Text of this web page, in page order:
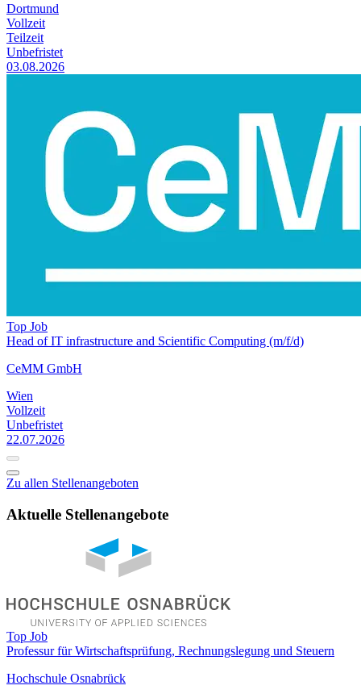
Dortmund
Vollzeit
Teilzeit
Unbefristet
03.08.2026
Top Job
Head of IT infrastructure and Scientific Computing (m/f/d)
CeMM GmbH
Wien
Vollzeit
Unbefristet
22.07.2026
Zu allen Stellenangeboten
Aktuelle Stellenangebote
Top Job
Professur für Wirtschaftsprüfung, Rechnungslegung und Steuern
Hochschule Osnabrück